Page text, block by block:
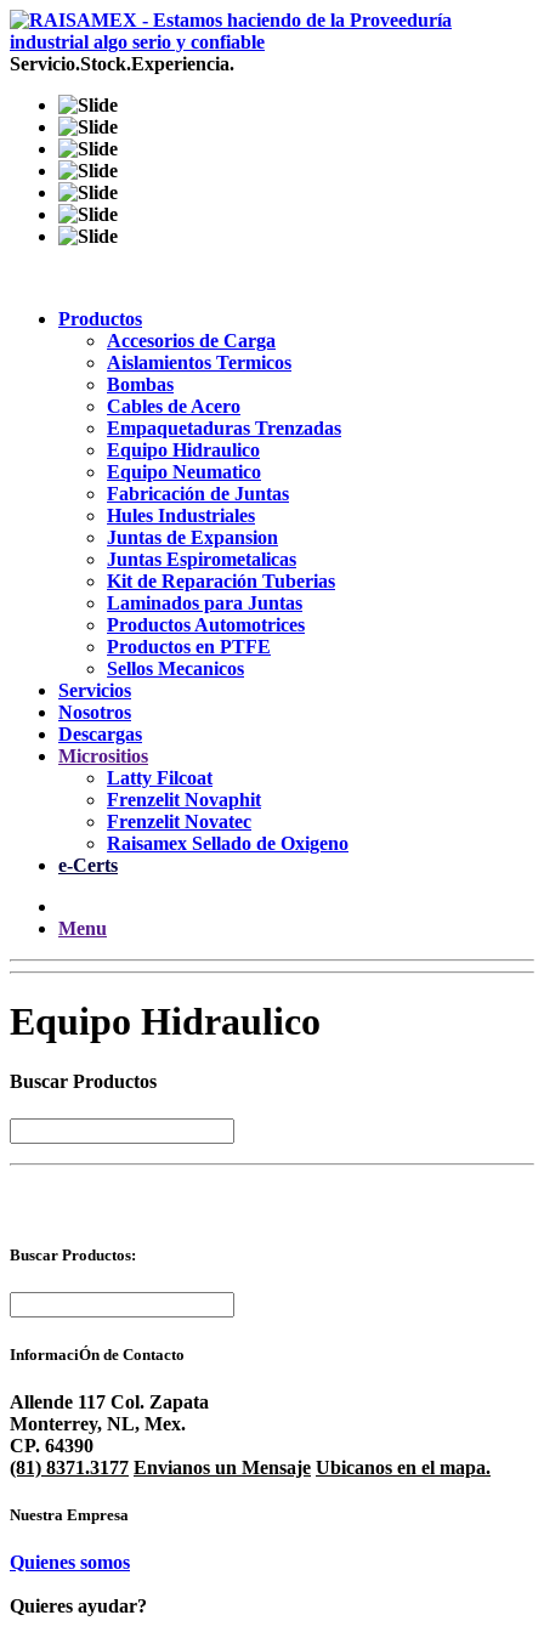
Servicio.Stock.Experiencia.
Productos
Accesorios de Carga
Aislamientos Termicos
Bombas
Cables de Acero
Empaquetaduras Trenzadas
Equipo Hidraulico
Equipo Neumatico
Fabricación de Juntas
Hules Industriales
Juntas de Expansion
Juntas Espirometalicas
Kit de Reparación Tuberias
Laminados para Juntas
Productos Automotrices
Productos en PTFE
Sellos Mecanicos
Servicios
Nosotros
Descargas
Micrositios
Latty Filcoat
Frenzelit Novaphit
Frenzelit Novatec
Raisamex Sellado de Oxigeno
e-Certs
Menu
Equipo Hidraulico
Buscar Productos
Buscar Productos:
InformaciÓn de Contacto
Allende 117 Col. Zapata
Monterrey, NL, Mex.
CP. 64390
(81) 8371.3177 Envianos un Mensaje Ubicanos en el mapa.
Nuestra Empresa
Quienes somos
Quieres ayudar?